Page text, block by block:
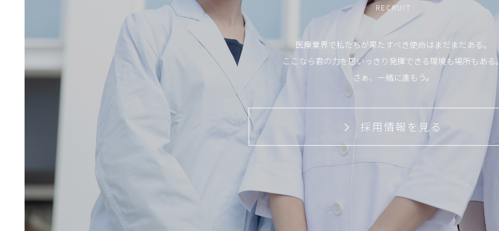
RECRUIT
医療業界で私たちが果たすべき使命はまだまだある。
ここなら君の力を思いっきり発揮できる環境も場所もある。
さぁ、一緒に進もう。
採用情報を見る